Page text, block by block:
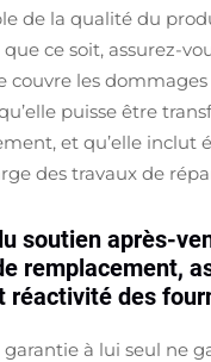
de la qualité du
ce soit, assurez-
couvre les dommages
puisse être
et qu’elle inclut
des travaux de
soutien après-
remplacement,
réactivité des
garantie à lui seul ne